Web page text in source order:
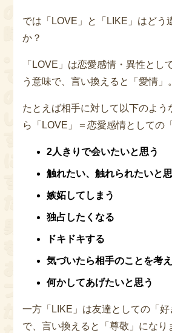
では「LOVE」と「LIKE」はどう
か？
「LOVE」は恋愛感情・異性とし
う意味で、言い換えると「愛情」。
たとえば相手に対して以下のよう
ら「LOVE」＝恋愛感情としての
2人きりで会いたいと思う
触れたい、触れられたいと
嫉妬してしまう
独占したくなる
ドキドキする
気づいたら相手のことを考
何かしてあげたいと思う
一方「LIKE」は友達としての「
で、言い換えると「尊敬」になり